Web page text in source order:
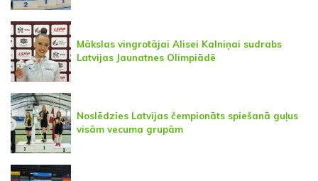
Mākslas vingrotājai Alisei Kalniņai sudrabs
Latvijas Jaunatnes Olimpiādē
Noslēdzies Latvijas čempionāts spiešanā guļus
visām vecuma grupām